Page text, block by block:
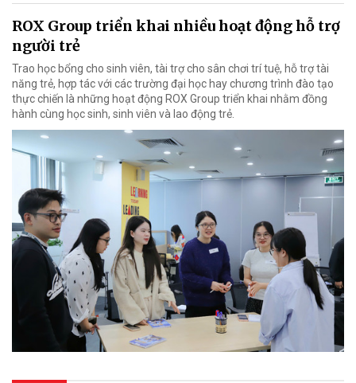
ROX Group triển khai nhiều hoạt động hỗ trợ
người trẻ
Trao học bổng cho sinh viên, tài trợ cho sân chơi trí tuệ, hỗ trợ tài
năng trẻ, hợp tác với các trường đại học hay chương trình đào tạo
thực chiến là những hoạt động ROX Group triển khai nhằm đồng
hành cùng học sinh, sinh viên và lao động trẻ.